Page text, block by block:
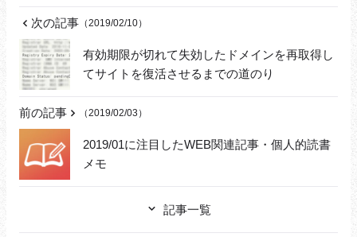
次の記事 （2019/02/10）
有効期限が切れて失効したドメインを再取得し
てサイトを復活させるまでの道のり
前の記事 （2019/02/03）
2019/01に注目したWEB関連記事・個人的読書
メモ
記事一覧